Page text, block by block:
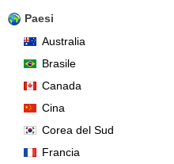
Paesi
Australia
Brasile
Canada
Cina
Corea del Sud
Francia